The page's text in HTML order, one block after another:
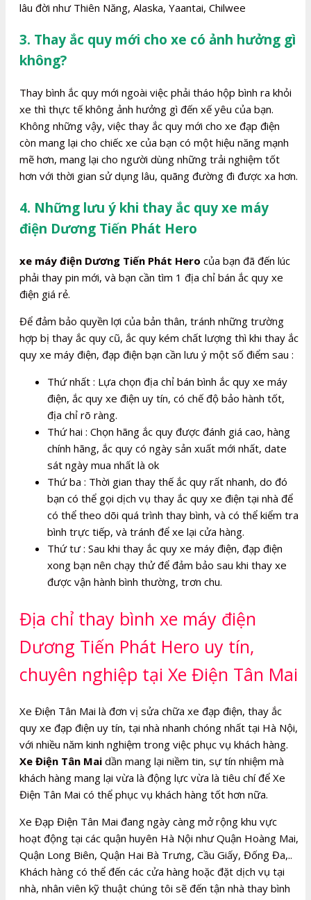
lâu đời như Thiên Năng, Alaska, Yaantai, Chilwee
3. Thay ắc quy mới cho xe có ảnh hưởng gì
không?
Thay bình ắc quy mới ngoài việc phải tháo hộp bình ra khỏi
xe thì thực tế không ảnh hưởng gì đến xế yêu của bạn.
Không những vậy, việc thay ắc quy mới cho xe đạp điện
còn mang lại cho chiếc xe của bạn có một hiệu năng mạnh
mẽ hơn, mang lại cho người dùng những trải nghiệm tốt
hơn với thời gian sử dụng lâu, quãng đường đi được xa hơn.
4. Những lưu ý khi thay ắc quy xe máy
điện Dương Tiến Phát Hero
xe máy điện Dương Tiến Phát Hero của bạn đã đến lúc
phải thay pin mới, và bạn cần tìm 1 địa chỉ bán ắc quy xe
điện giá rẻ.
Để đảm bảo quyền lợi của bản thân, tránh những trường
hợp bị thay ắc quy cũ, ắc quy kém chất lượng thì khi thay ắc
quy xe máy điện, đạp điện bạn cần lưu ý một số điểm sau :
Thứ nhất : Lựa chọn địa chỉ bán bình ắc quy xe máy
điện, ắc quy xe điện uy tín, có chế độ bảo hành tốt,
địa chỉ rõ ràng.
Thứ hai : Chọn hãng ắc quy được đánh giá cao, hàng
chính hãng, ắc quy có ngày sản xuất mới nhất, date
sát ngày mua nhất là ok
Thứ ba : Thời gian thay thế ắc quy rất nhanh, do đó
bạn có thể gọi dịch vụ thay ắc quy xe điện tại nhà để
có thể theo dõi quá trình thay bình, và có thể kiểm tra
bình trực tiếp, và tránh để xe lại cửa hàng.
Thứ tư : Sau khi thay ắc quy xe máy điện, đạp điện
xong bạn nên chạy thử để đảm bảo sau khi thay xe
được vận hành bình thường, trơn chu.
Địa chỉ thay bình xe máy điện
Dương Tiến Phát Hero uy tín,
chuyên nghiệp tại Xe Điện Tân Mai
Xe Điện Tân Mai là đơn vị sửa chữa xe đạp điện, thay ắc
quy xe đạp điện uy tín, tại nhà nhanh chóng nhất tại Hà Nội,
với nhiều năm kinh nghiệm trong việc phục vụ khách hàng.
Xe Điện Tân Mai dần mang lại niềm tin, sự tín nhiệm mà
khách hàng mang lại vừa là động lực vừa là tiêu chí để Xe
Điện Tân Mai có thể phục vụ khách hàng tốt hơn nữa.
Xe Đạp Điện Tân Mai đang ngày càng mở rộng khu vực
hoạt động tại các quận huyên Hà Nội như Quận Hoàng Mai,
Quận Long Biên, Quận Hai Bà Trưng, Cầu Giấy, Đống Đa,..
Khách hàng có thể đến các cửa hàng hoặc đặt dịch vụ tại
nhà, nhân viên kỹ thuật chúng tôi sẽ đến tận nhà thay bình